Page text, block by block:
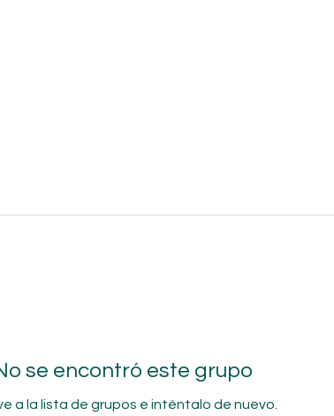
se encontró este grupo
a la lista de grupos e inténtalo de nuevo.